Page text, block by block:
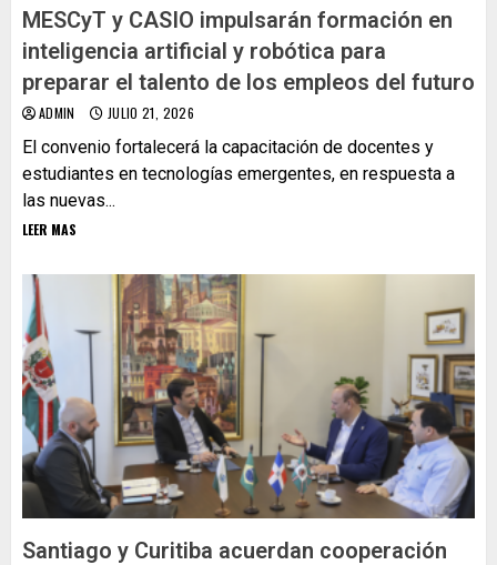
MESCyT y CASIO impulsarán formación en
inteligencia artificial y robótica para
preparar el talento de los empleos del futuro
ADMIN JULIO 21, 2026
El convenio fortalecerá la capacitación de docentes y
estudiantes en tecnologías emergentes, en respuesta a
las nuevas...
LEER MAS
Santiago y Curitiba acuerdan cooperación